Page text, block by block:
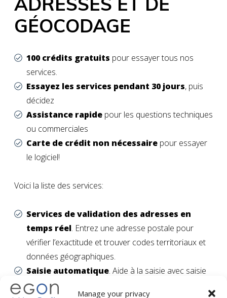
Manage your privacy
GÉOCODAGE
100 crédits gratuits pour essayer tous nos
services.
Essayez les services pendant 30 jours, puis
décidez
Assistance rapide pour les questions techniques
ou commerciales
Carte de crédit non nécessaire pour essayer
le logiciel!
Voici la liste des services:
Services de validation des adresses en
temps réel. Entrez une adresse postale pour
vérifier l’exactitude et trouver codes territoriaux et
données géographiques.
Saisie automatique. Aide à la saisie avec saisie
automatique des champs et fonction suggérée